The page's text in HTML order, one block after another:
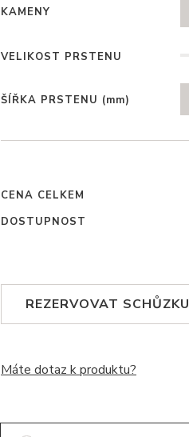
KAMENY
VELIKOST PRSTENU
ŠÍŘKA PRSTENU (mm)
CENA CELKEM
DOSTUPNOST
REZERVOVAT SCHŮZKU
Máte dotaz k produktu?